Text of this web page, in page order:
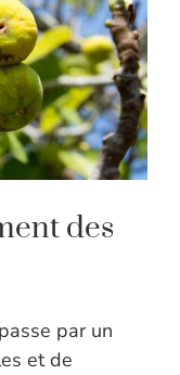
des
par un
et de